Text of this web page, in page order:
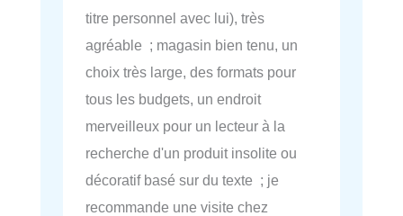
titre personnel avec lui), très
agréable ; magasin bien tenu, un
choix très large, des formats pour
tous les budgets, un endroit
merveilleux pour un lecteur à la
recherche d'un produit insolite ou
décoratif basé sur du texte ; je
recommande une visite chez